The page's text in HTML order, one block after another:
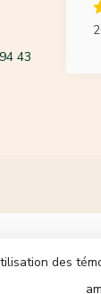
43
des